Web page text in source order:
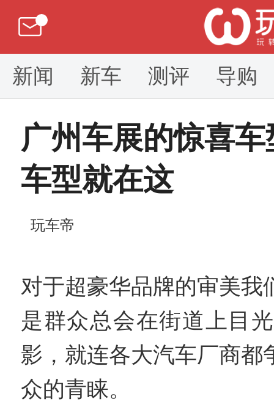
新闻 新车 测评 导购
广州车展的惊喜
车型就在这
玩车帝
对于超豪华品牌的审美
是群众总会在街道上目
影，就连各大汽车厂商都
众的青睐。